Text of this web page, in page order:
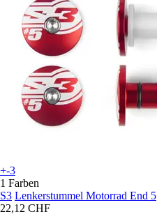
+-3
1 Farben
S3 Lenkerstummel Motorrad End 5
22,12 CHF